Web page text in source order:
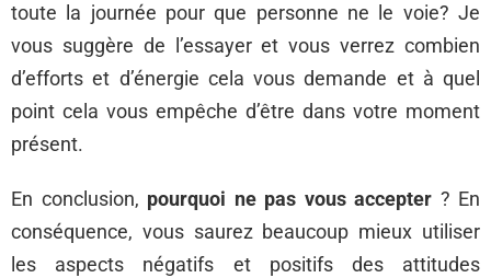
toute la journée pour que personne ne le voie? Je
vous suggère de l’essayer et vous verrez combien
d’efforts et d’énergie cela vous demande et à quel
point cela vous empêche d’être dans votre moment
présent.
En conclusion, pourquoi ne pas vous accepter ? En
conséquence, vous saurez beaucoup mieux utiliser
les aspects négatifs et positifs des attitudes